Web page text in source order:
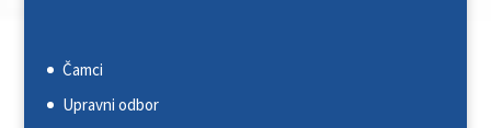
Čamci
Upravni odbor